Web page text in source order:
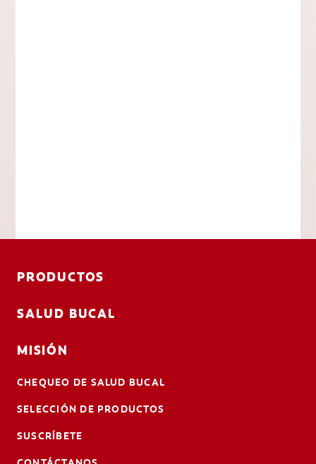
PRODUCTOS
SALUD BUCAL
MISIÓN
CHEQUEO DE SALUD BUCAL
SELECCIÓN DE PRODUCTOS
SUSCRÍBETE